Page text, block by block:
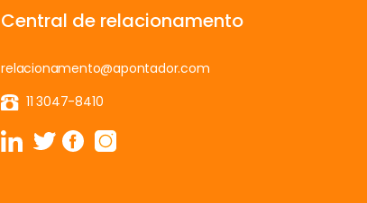
Central de relacionamento
relacionamento@apontador.com
11 3047-8410